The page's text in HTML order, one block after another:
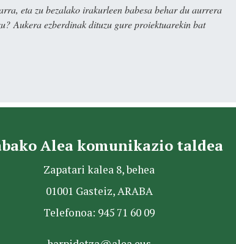
eta zu bezalako irakurleen babesa behar du aurrera
Aukera ezberdinak dituzu gure proiektuarekin bat
Alea komunikazio taldea
Zapatari kalea 8, behea
01001 Gasteiz, ARABA
Telefonoa: 945 71 60 09